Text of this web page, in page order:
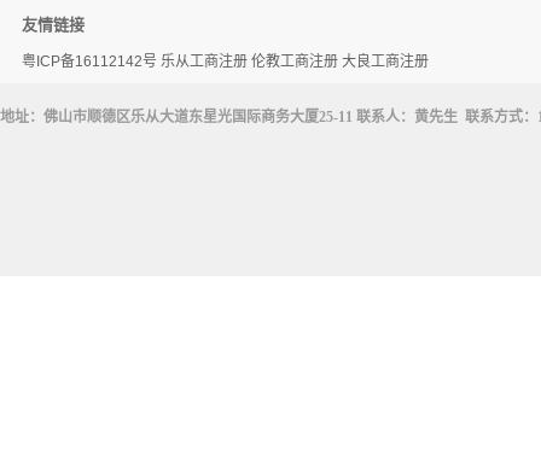
友情链接
粤ICP备16112142号 乐从工商注册 伦教工商注册 大良工商注册
地址：佛山市顺德区乐从大道东星光国际商务大厦25-11 联系人：黄先生 联系方式：